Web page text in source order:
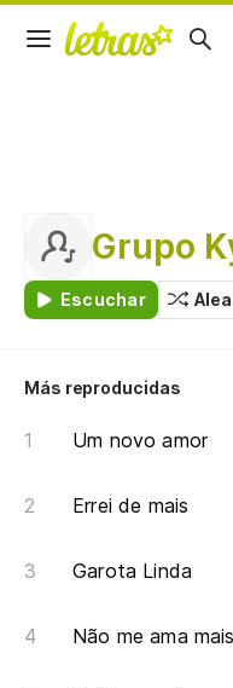
Grupo
Escuchar
Más reproducidas
Um novo amor
Errei de mais
Garota Linda
Não me ama mais